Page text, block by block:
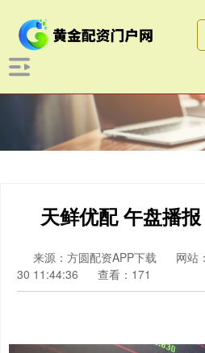
天鲜优配 午盘播
来源：方圆配资APP下载 网站
30 11:44:36
查看：171